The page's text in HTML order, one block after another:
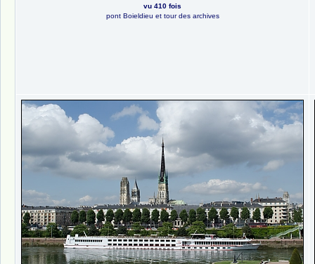
vu 410 fois
pont Boieldieu et tour des archives